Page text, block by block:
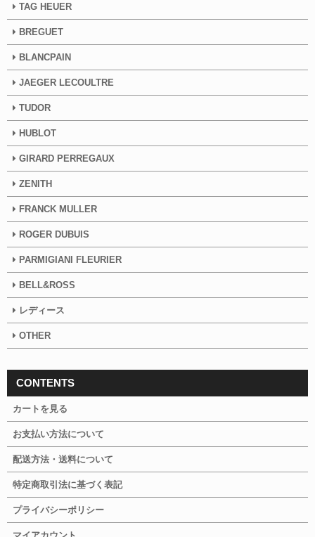
TAG HEUER
BREGUET
BLANCPAIN
JAEGER LECOULTRE
TUDOR
HUBLOT
GIRARD PERREGAUX
ZENITH
FRANCK MULLER
ROGER DUBUIS
PARMIGIANI FLEURIER
BELL&ROSS
レディース
OTHER
CONTENTS
カートを見る
お支払い方法について
配送方法・送料について
特定商取引法に基づく表記
プライバシーポリシー